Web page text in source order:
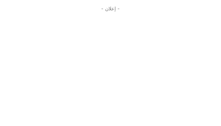
- إعلان -